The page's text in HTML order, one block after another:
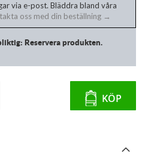
via e-post. Bläddra bland våra
oss med din beställning →
Reservera produkten.
KÖP